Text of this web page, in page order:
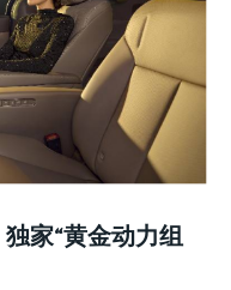
家“黄金动力组